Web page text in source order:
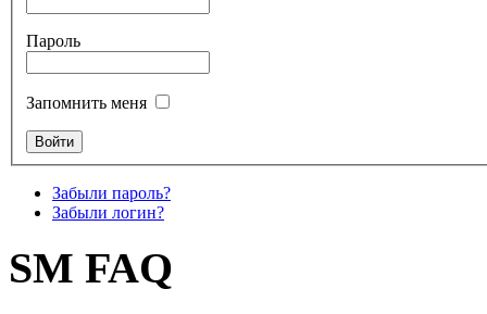
Пароль
Запомнить меня
Забыли пароль?
Забыли логин?
SM FAQ